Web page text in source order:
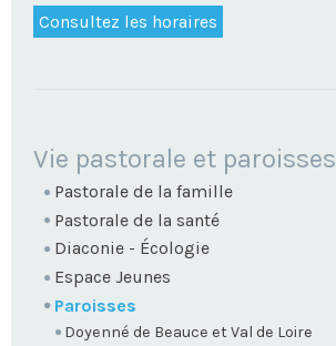
Consultez les horaires
NAVIGATION
Vie pastorale et paroisses
Pastorale de la famille
Pastorale de la santé
Diaconie - Écologie
Espace Jeunes
Paroisses
Doyenné de Beauce et Val de Loire